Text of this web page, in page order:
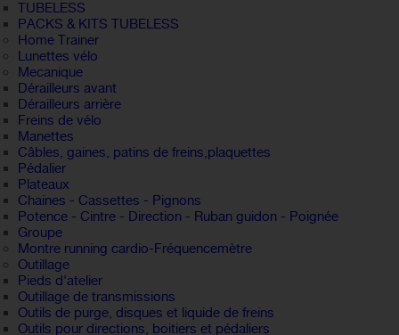
TUBELESS
PACKS & KITS TUBELESS
Home Trainer
Lunettes vélo
Mecanique
Dérailleurs avant
Dérailleurs arrière
Freins de vélo
Manettes
Câbles, gaines, patins de freins,plaquettes
Pédalier
Plateaux
Chaines - Cassettes - Pignons
Potence - Cintre - Direction - Ruban guidon - Poignée
Groupe
Montre running cardio-Fréquencemètre
Outillage
Pieds d'atelier
Outillage de transmissions
Outils de purge, disques et liquide de freins
Outils pour directions, boitiers et pédaliers